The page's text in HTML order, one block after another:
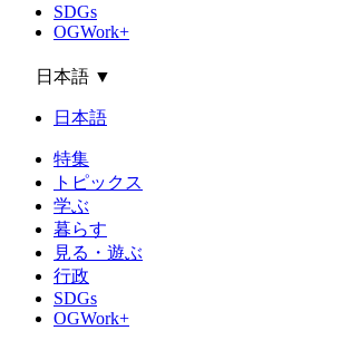
SDGs
OGWork+
日本語 ▼
日本語
特集
トピックス
学ぶ
暮らす
見る・遊ぶ
行政
SDGs
OGWork+